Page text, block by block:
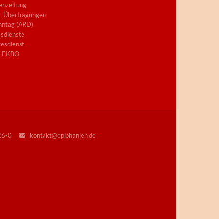
Übertragungen
(ARD)
0 kontakt@epiphanien.de